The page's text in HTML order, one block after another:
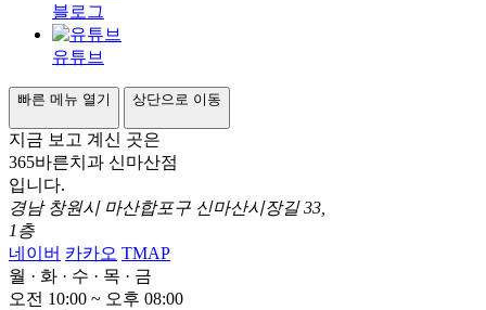
블로그
유튜브
빠른 메뉴 열기 상단으로 이동
지금 보고 계신 곳은
365바른치과 신마산점
입니다.
경남 창원시 마산합포구 신마산시장길 33,
1층
네이버 카카오 TMAP
월 · 화 · 수 · 목 · 금
오전 10:00 ~ 오후 08:00